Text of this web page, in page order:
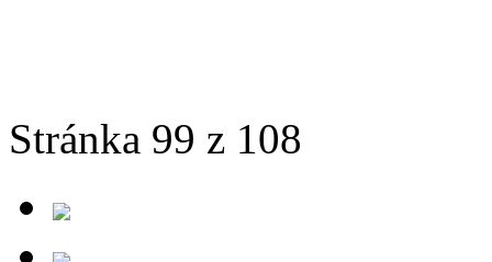
Stránka 99 z 108